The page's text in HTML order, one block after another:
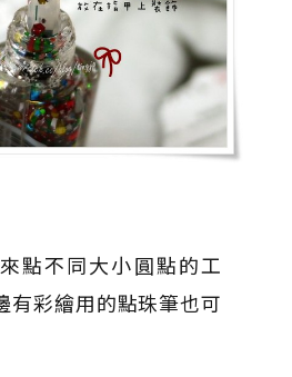
點不同大小圓點的工
彩繪用的點珠筆也可